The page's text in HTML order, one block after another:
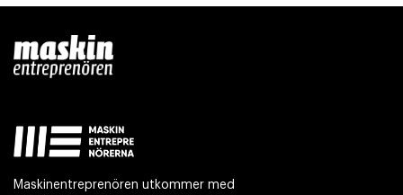
Maskinentreprenören utkommer med